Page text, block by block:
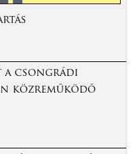
a csongrádi
közreműködő